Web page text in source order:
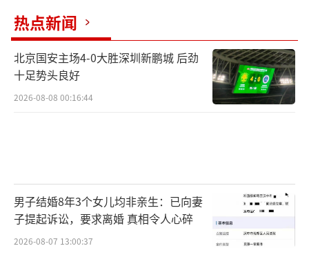
热点新闻
北京国安主场4-0大胜深圳新鹏城 后劲
十足势头良好
2026-08-08 00:16:44
男子结婚8年3个女儿均非亲生：已向妻
子提起诉讼，要求离婚 真相令人心碎
2026-08-07 13:00:37